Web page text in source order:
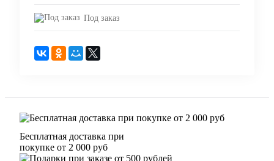
Под заказ
Бесплатная доставка при
покупке от 2 000 руб